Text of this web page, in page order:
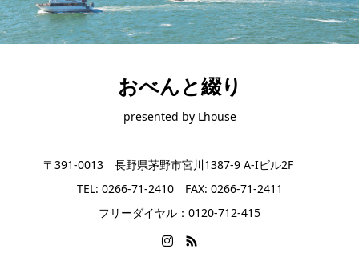
おべんと綴り
presented by Lhouse
〒391-0013 長野県茅野市宮川1387-9 A-Iビル2F
TEL: 0266-71-2410 FAX: 0266-71-2411
フリーダイヤル：0120-712-415